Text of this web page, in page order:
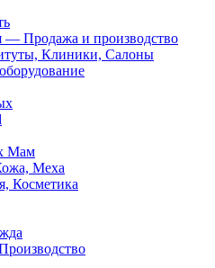
Продажа и производство
Клиники, Салоны
Мам
Меха
Косметика